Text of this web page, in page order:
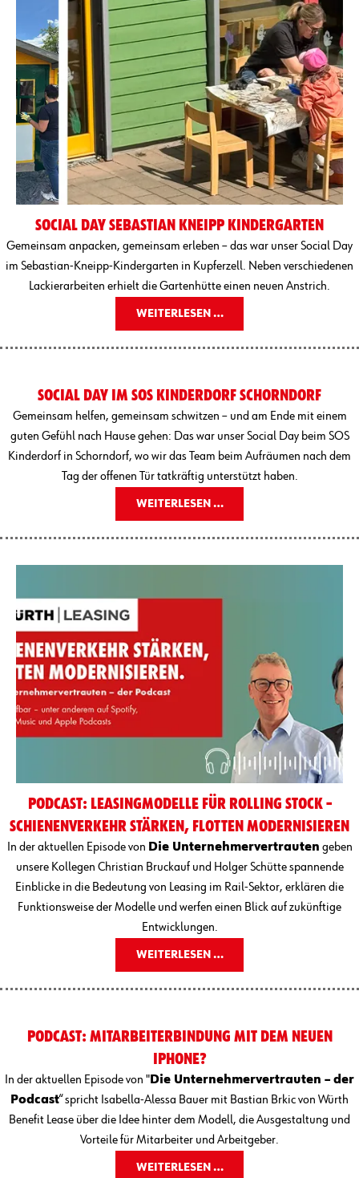
SOCIAL DAY SEBASTIAN KNEIPP KINDERGARTEN
Gemeinsam anpacken, gemeinsam erleben – das war unser Social Day
im Sebastian-Kneipp-Kindergarten in Kupferzell. Neben verschiedenen
Lackierarbeiten erhielt die Gartenhütte einen neuen Anstrich.
WEITERLESEN …
SOCIAL DAY IM SOS KINDERDORF SCHORNDORF
Gemeinsam helfen, gemeinsam schwitzen – und am Ende mit einem
guten Gefühl nach Hause gehen: Das war unser Social Day beim SOS
Kinderdorf in Schorndorf, wo wir das Team beim Aufräumen nach dem
Tag der offenen Tür tatkräftig unterstützt haben.
WEITERLESEN …
PODCAST: LEASINGMODELLE FÜR ROLLING STOCK –
SCHIENENVERKEHR STÄRKEN, FLOTTEN MODERNISIEREN
In der aktuellen Episode von Die Unternehmervertrauten geben
unsere Kollegen Christian Bruckauf und Holger Schütte spannende
Einblicke in die Bedeutung von Leasing im Rail-Sektor, erklären die
Funktionsweise der Modelle und werfen einen Blick auf zukünftige
Entwicklungen.
WEITERLESEN …
PODCAST: MITARBEITERBINDUNG MIT DEM NEUEN
IPHONE?
In der aktuellen Episode von " Die Unternehmervertrauten – der
Podcast“ spricht Isabella-Alessa Bauer mit Bastian Brkic von Würth
Benefit Lease über die Idee hinter dem Modell, die Ausgestaltung und
Vorteile für Mitarbeiter und Arbeitgeber.
WEITERLESEN …